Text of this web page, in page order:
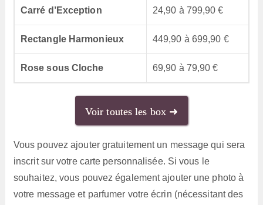
Carré d’Exception 24,90 à 799,90 €
Rectangle Harmonieux 449,90 à 699,90 €
Rose sous Cloche 69,90 à 79,90 €
Voir toutes les box ➜
Vous pouvez ajouter gratuitement un message qui sera
inscrit sur votre carte personnalisée. Si vous le
souhaitez, vous pouvez également ajouter une photo à
votre message et parfumer votre écrin (nécessitant des